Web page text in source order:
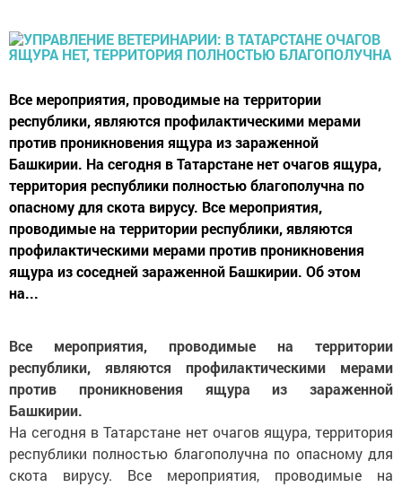
Все мероприятия, проводимые на территории
республики, являются профилактическими мерами
против проникновения ящура из зараженной
Башкирии. На сегодня в Татарстане нет очагов ящура,
территория республики полностью благополучна по
опасному для скота вирусу. Все мероприятия,
проводимые на территории республики, являются
профилактическими мерами против проникновения
ящура из соседней зараженной Башкирии. Об этом
на...
Все мероприятия, проводимые на территории
республики, являются профилактическими мерами
против проникновения ящура из зараженной
Башкирии.
На сегодня в Татарстане нет очагов ящура, территория
республики полностью благополучна по опасному для
скота вирусу. Все мероприятия, проводимые на